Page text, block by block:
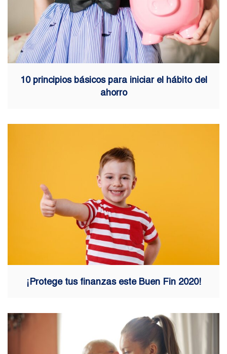
10 principios básicos para iniciar el hábito del
ahorro
¡Protege tus finanzas este Buen Fin 2020!